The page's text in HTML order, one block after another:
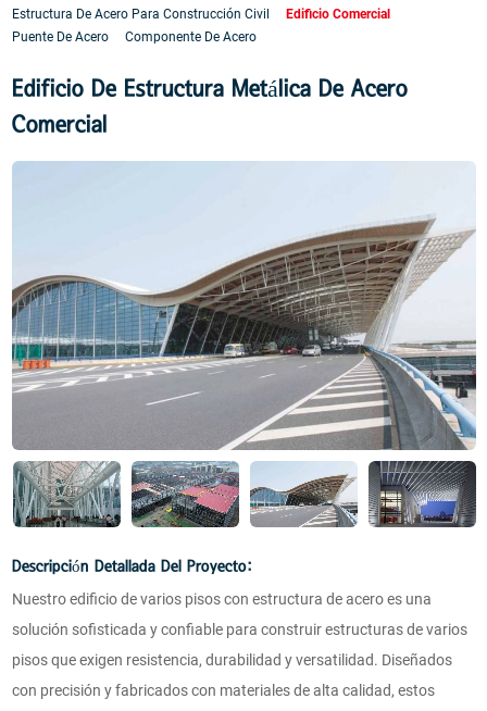
Estructura De Acero Para Construcción Civil
Edificio Comercial
Puente De Acero
Componente De Acero
Edificio De Estructura Metálica De Acero
Comercial
Descripción Detallada Del Proyecto:
Nuestro edificio de varios pisos con estructura de acero es una
solución sofisticada y confiable para construir estructuras de varios
pisos que exigen resistencia, durabilidad y versatilidad. Diseñados
con precisión y fabricados con materiales de alta calidad, estos